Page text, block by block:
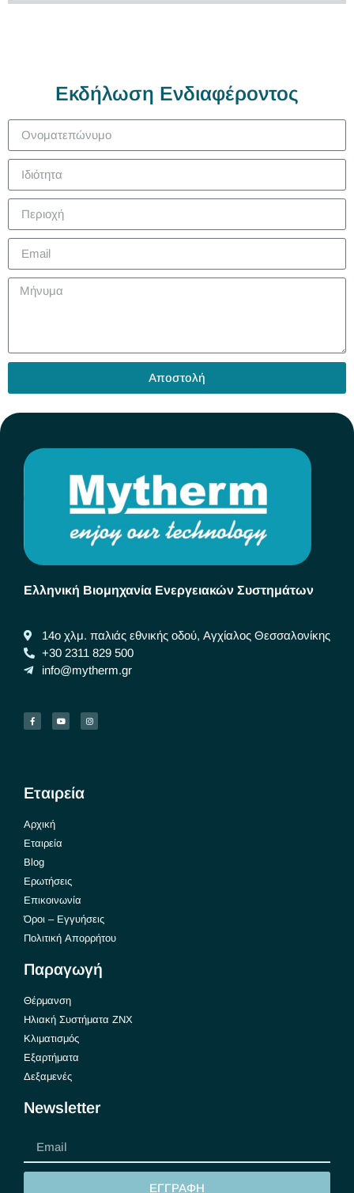
Εκδήλωση Ενδιαφέροντος
Αποστολή
Ελληνική Βιομηχανία Ενεργειακών Συστημάτων
14ο χλμ. παλιάς εθνικής οδού, Αγχίαλος Θεσσαλονίκης
+30 2311 829 500
info@mytherm.gr
Εταιρεία
Αρχική
Εταιρεία
Blog
Ερωτήσεις
Επικοινωνία
Όροι – Εγγυήσεις
Πολιτική Απορρήτου
Παραγωγή
Θέρμανση
Ηλιακή Συστήματα ΖΝΧ
Κλιματισμός
Εξαρτήματα
Δεξαμενές
Newsletter
ΕΓΓΡΑΦΗ